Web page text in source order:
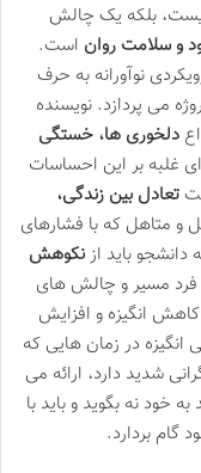
نیست، بلکه یک چالش
و سلامت روان است.
نوآورانه به حرف
می پردازد. نویسنده
دلخوری ها، خستگی
غلبه بر این احساسات
تعادل بین زندگی،
و متاهل که با فشارهای
باید از نکوهش
فرد مسیر و چالش های
انگیزه و افزایش
انگیزه در زمان هایی که
شدید دارد، ارائه می
خود نه بگوید و باید با
بردارد.